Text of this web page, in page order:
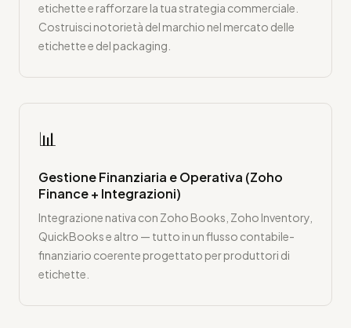
etichette e rafforzare la tua strategia commerciale.
Costruisci notorietà del marchio nel mercato delle
etichette e del packaging.
📊
Gestione Finanziaria e Operativa (Zoho
Finance + Integrazioni)
Integrazione nativa con Zoho Books, Zoho Inventory,
QuickBooks e altro — tutto in un flusso contabile-
finanziario coerente progettato per produttori di
etichette.